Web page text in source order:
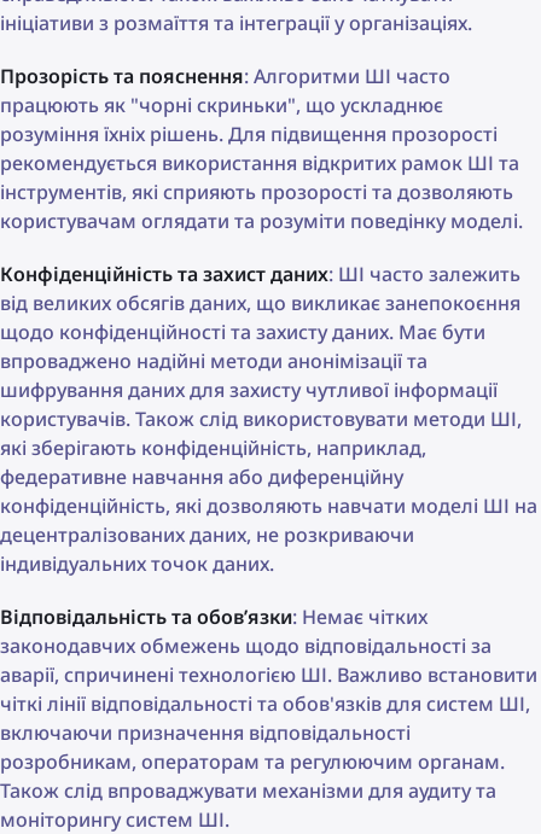
ініціативи з розмаїття та інтеграції у організаціях.
Прозорість та пояснення: Алгоритми ШІ часто
працюють як "чорні скриньки", що ускладнює
розуміння їхніх рішень. Для підвищення прозорості
рекомендується використання відкритих рамок ШІ та
інструментів, які сприяють прозорості та дозволяють
користувачам оглядати та розуміти поведінку моделі.
Конфіденційність та захист даних: ШІ часто залежить
від великих обсягів даних, що викликає занепокоєння
щодо конфіденційності та захисту даних. Має бути
впроваджено надійні методи анонімізації та
шифрування даних для захисту чутливої інформації
користувачів. Також слід використовувати методи ШІ,
які зберігають конфіденційність, наприклад,
федеративне навчання або диференційну
конфіденційність, які дозволяють навчати моделі ШІ на
децентралізованих даних, не розкриваючи
індивідуальних точок даних.
Відповідальність та обов’язки: Немає чітких
законодавчих обмежень щодо відповідальності за
аварії, спричинені технологією ШІ. Важливо встановити
чіткі лінії відповідальності та обов'язків для систем ШІ,
включаючи призначення відповідальності
розробникам, операторам та регулюючим органам.
Також слід впроваджувати механізми для аудиту та
моніторингу систем ШІ.